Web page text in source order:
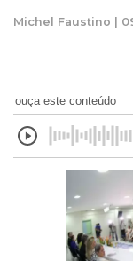
Michel Faustino |
ouça este conteúdo